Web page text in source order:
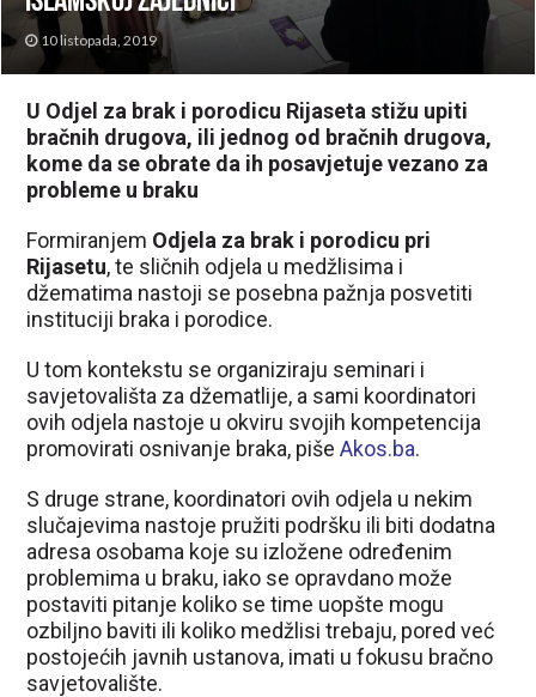
10 listopada, 2019
U Odjel za brak i porodicu Rijaseta stižu upiti
bračnih drugova, ili jednog od bračnih drugova,
kome da se obrate da ih posavjetuje vezano za
probleme u braku
Formiranjem Odjela za brak i porodicu pri
Rijasetu, te sličnih odjela u medžlisima i
džematima nastoji se posebna pažnja posvetiti
instituciji braka i porodice.
U tom kontekstu se organiziraju seminari i
savjetovališta za džematlije, a sami koordinatori
ovih odjela nastoje u okviru svojih kompetencija
promovirati osnivanje braka, pišeAkos.ba.
S druge strane, koordinatori ovih odjela u nekim
slučajevima nastoje pružiti podršku ili biti dodatna
adresa osobama koje su izložene određenim
problemima u braku, iako se opravdano može
postaviti pitanje koliko se time uopšte mogu
ozbiljno baviti ili koliko medžlisi trebaju, pored već
postojećih javnih ustanova, imati u fokusu bračno
savjetovalište.